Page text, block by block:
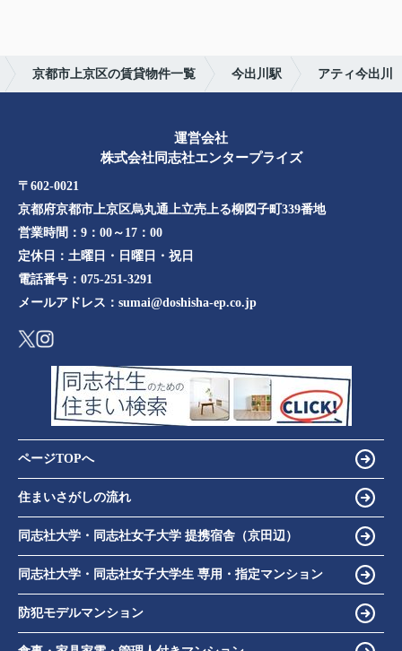
京都市上京区の賃貸物件一覧 今出川駅 アティ今出川
運営会社
株式会社同志社エンタープライズ
〒602-0021
京都府京都市上京区烏丸通上立売上る柳図子町339番地​​
営業時間： 9：00～17：00
定休日： 土曜日・日曜日・祝日
電話番号： 075-251-3291
メールアドレス： sumai@doshisha-ep.co.jp
ページTOPへ
住まいさがしの流れ
同志社大学・同志社女子大学 提携宿舎（京田辺）
同志社大学・同志社女子大学生 専用・指定マンション
防犯モデルマンション